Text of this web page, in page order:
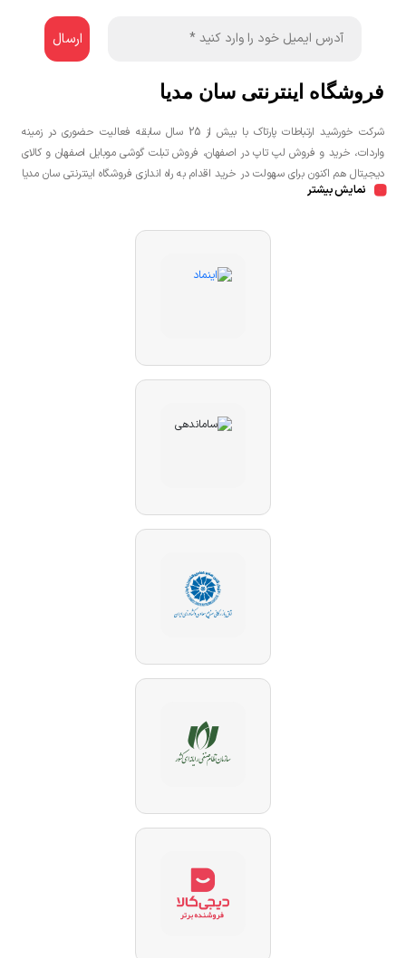
فروشگاه اینترنتی سان مدیا
شرکت خورشید ارتباطات پارتاک با بیش از 25 سال سابقه فعالیت حضوری در زمینه
واردات، خرید و فروش لپ تاپ در اصفهان، فروش تبلت گوشی موبایل اصفهان و کالای
دیجیتال هم اکنون برای سهولت در خرید اقدام به راه اندازی فروشگاه اینترنتی سان مدیا
نموده است تا مشتریان عزیز یک خرید راحت و مطمئن با بهترین قیمت را تجربه
در اصفهان به صورت حضوری و یا اینترنتی اقدام نمائید.
نمایش بیشتر